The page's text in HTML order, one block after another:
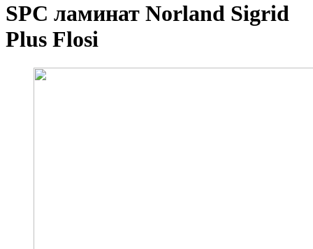
SPC ламинат Norland Sigrid
Plus Flosi